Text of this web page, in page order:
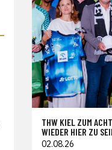
THW KIEL ZUM
WIEDER HIER ZU
02.08.26